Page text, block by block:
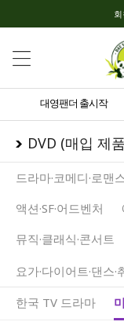
대영팬더 출시작
DVD (매입 제
드라마·코메디·로맨
액션·SF·어드벤처
뮤직·클래식·콘서트
요가·다이어트·댄스·
한국 TV 드라마